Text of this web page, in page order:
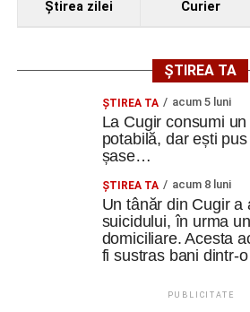
Ştirea zilei Curier
ȘTIREA TA
ȘTIREA TA acum 5 luni
La Cugir consumi
potabilă, dar ești
șase…
ȘTIREA TA acum 8 luni
Un tânăr din Cugir a
suicidului, în urma
domiciliare. Acesta
fi sustras bani dintr-
PUBLICITATE